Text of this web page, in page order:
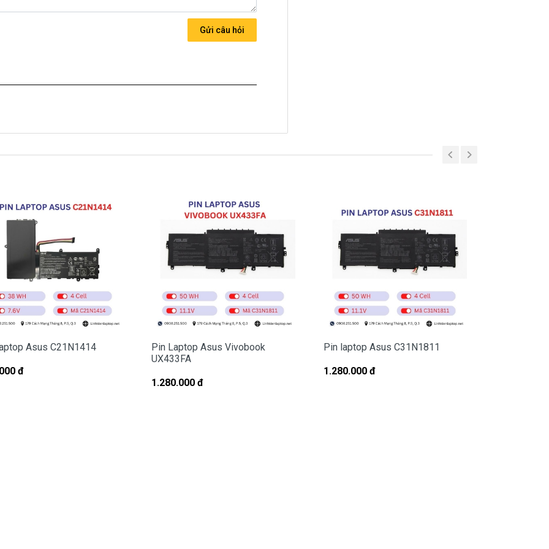
nhé )
thay mới 100% cho khách trong thời gian bảo hành.
có dấu hiệu tẩy xóa
Asus
chất lượng tốt.
Gửi câu hỏi
Asus C21N1414
đ
Pin Laptop Asus Vivobook
UX433FA
1.280.000 đ
Pin laptop Asus C31N1811
1.280.000 đ